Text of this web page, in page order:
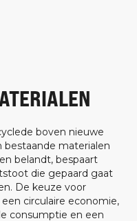
boven nieuwe
bestaande materialen
belandt, bespaart
die gepaard gaat
De keuze voor
circulaire economie,
consumptie en een